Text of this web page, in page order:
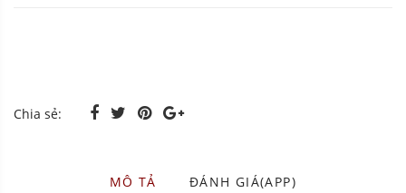
Chia sẻ:
MÔ TẢ ĐÁNH GIÁ(APP)